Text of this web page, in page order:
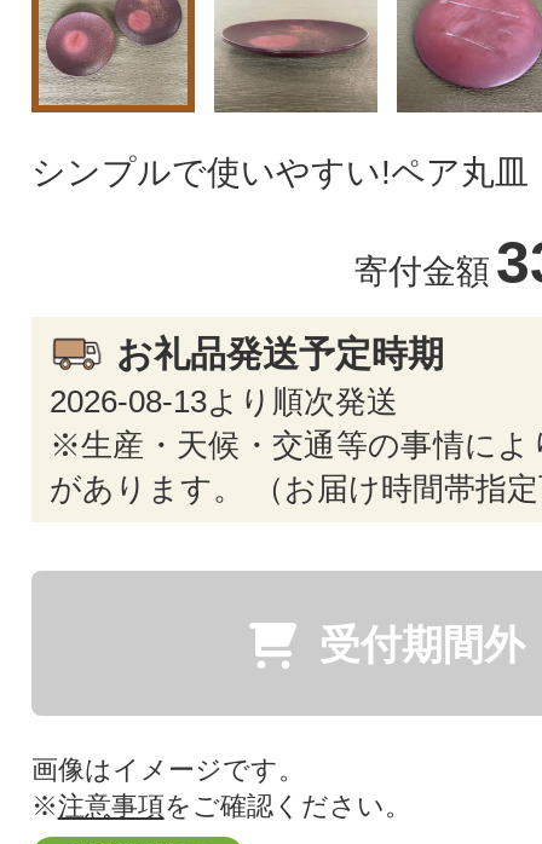
シンプルで使いやすい!ペア丸皿
寄付金額
お礼品発送予定時期
2026-08-13より順次発送
※生産・天候・交通等の事情によ
があります。 （お届け時間帯指
受付期間外
画像はイメージです。
※注意事項をご確認ください。